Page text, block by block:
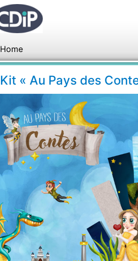
Home
Kit « Au Pays des